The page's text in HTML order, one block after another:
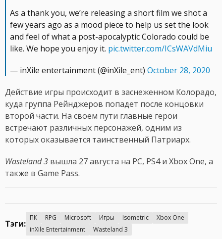
As a thank you, we’re releasing a short film we shot a
few years ago as a mood piece to help us set the look
and feel of what a post-apocalyptic Colorado could be
like. We hope you enjoy it. pic.twitter.com/ICsWAVdMiu
— inXile entertainment (@inXile_ent) October 28, 2020
Действие игры происходит в заснеженном Колорадо,
куда группа Рейнджеров попадет после концовки
второй части. На своем пути главные герои
встречают различных персонажей, одним из
которых оказывается таинственный Патриарх.
Wasteland 3 вышла 27 августа на PC, PS4 и Xbox One, а
также в Game Pass.
Тэги:
ПК RPG Microsoft Игры Isometric
Xbox One
inXile Entertainment
Wasteland 3